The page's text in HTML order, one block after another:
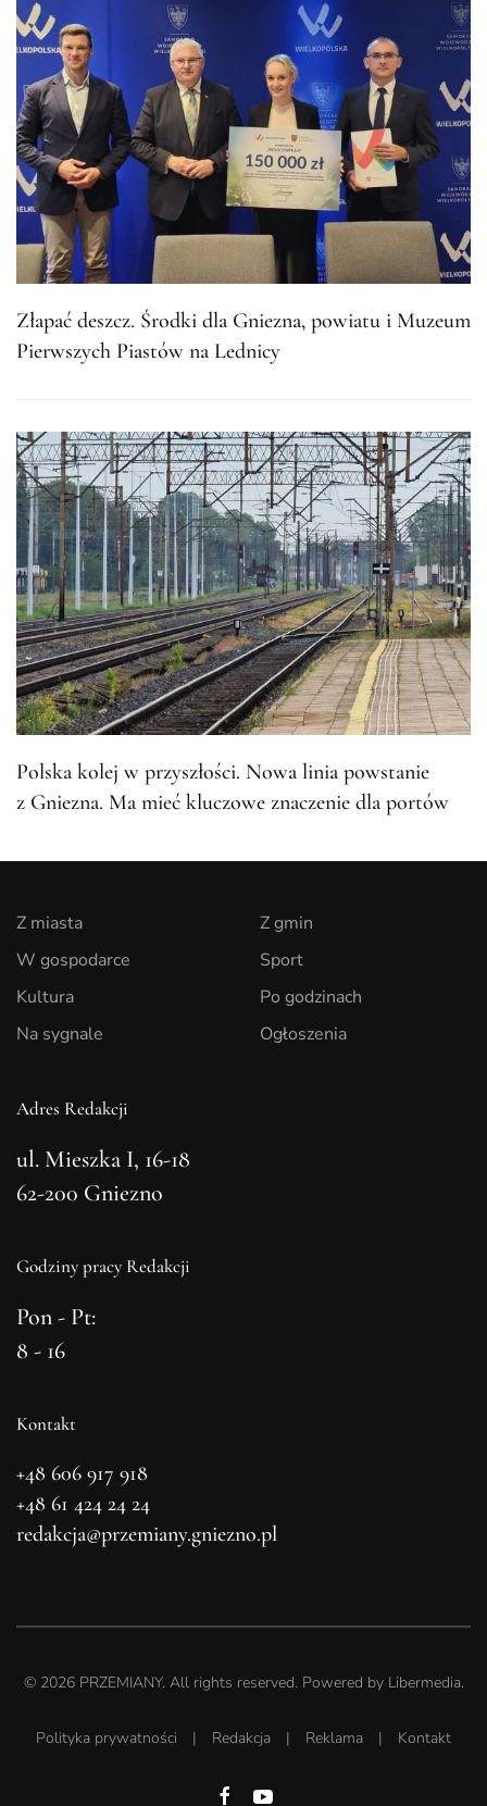
Złapać deszcz. Środki dla Gniezna, powiatu i Muzeum
Pierwszych Piastów na Lednicy
Polska kolej w przyszłości. Nowa linia powstanie
z Gniezna. Ma mieć kluczowe znaczenie dla portów
Z miasta
W gospodarce
Kultura
Na sygnale
Z gmin
Sport
Po godzinach
Ogłoszenia
Adres Redakcji
ul. Mieszka I, 16-18
62-200 Gniezno
Godziny pracy Redakcji
Pon - Pt:
8 - 16
Kontakt
+48 606 917 918
+48 61 424 24 24
redakcja@przemiany.gniezno.pl
© 2026PRZEMIANY. All rights reserved. Powered by Libermedia.
Polityka prywatności | Redakcja | Reklama | Kontakt